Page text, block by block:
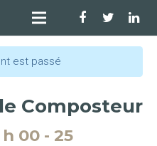
est passé
Composteur
h 00 - 25